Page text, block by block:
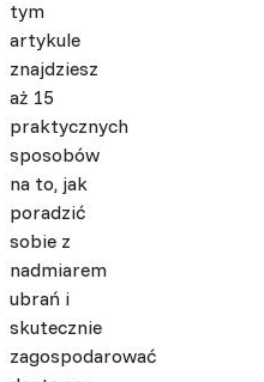
tym
artykule
znajdziesz
aż 15
praktycznych
sposobów
na to, jak
poradzić
sobie z
nadmiarem
ubrań i
skutecznie
zagospodarować